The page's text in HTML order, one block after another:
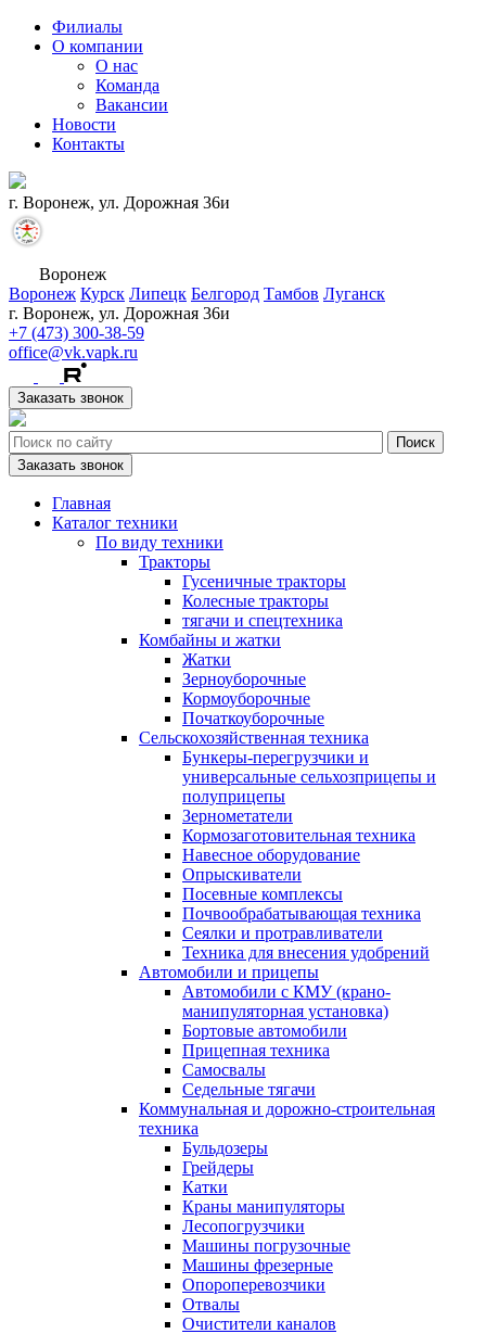
Филиалы
О компании
О нас
Команда
Вакансии
Новости
Контакты
г. Воронеж, ул. Дорожная 36и
Воронеж
Воронеж Курск Липецк Белгород Тамбов Луганск
г. Воронеж, ул. Дорожная 36и
+7 (473) 300-38-59
office@vk.vapk.ru
Заказать звонок
Заказать звонок
Главная
Каталог техники
По виду техники
Тракторы
Гусеничные тракторы
Колесные тракторы
тягачи и спецтехника
Комбайны и жатки
Жатки
Зерноуборочные
Кормоуборочные
Початкоуборочные
Сельскохозяйственная техника
Бункеры-перегрузчики и
универсальные сельхозприцепы и
полуприцепы
Зернометатели
Кормозаготовительная техника
Навесное оборудование
Опрыскиватели
Посевные комплексы
Почвообрабатывающая техника
Сеялки и протравливатели
Техника для внесения удобрений
Автомобили и прицепы
Автомобили с КМУ (крано-
манипуляторная установка)
Бортовые автомобили
Прицепная техника
Самосвалы
Седельные тягачи
Коммунальная и дорожно-строительная
техника
Бульдозеры
Грейдеры
Катки
Краны манипуляторы
Лесопогрузчики
Машины погрузочные
Машины фрезерные
Опороперевозчики
Отвалы
Очистители каналов